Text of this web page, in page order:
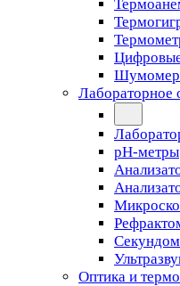
Лабораторное
pH-метры
Оптика и